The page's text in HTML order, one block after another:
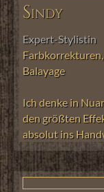
Sindy
Expert-Stylistin
Farbkorrekturen,
Balayage
Ich denke in
den größten
absolut ins